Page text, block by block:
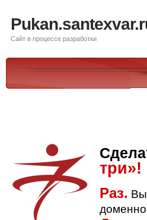
Сайт в процессе разработки
три»!
Раз.